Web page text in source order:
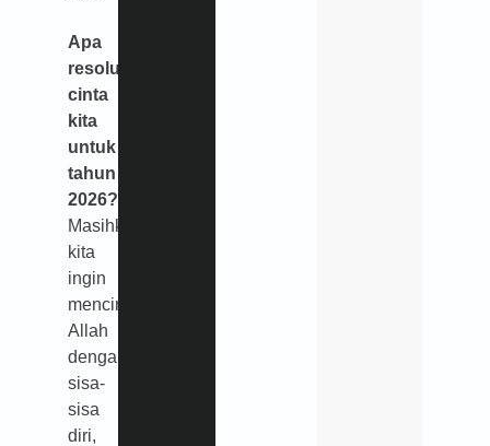
Apa
resolusi
cinta
kita
untuk
tahun
2026?
Masihkah
kita
ingin
mencinta
Allah
dengan
sisa-
sisa
diri,